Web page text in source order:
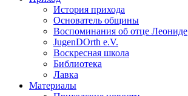
История прихода
Основатель общины
Воспоминания об отце Леониде
JugenDOrth e.V.
Воскресная школа
Библиотека
Лавка
Материалы